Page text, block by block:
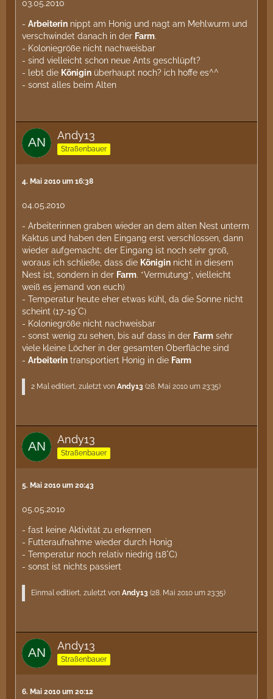
03.05.2010
- Arbeiterin nippt am Honig und nagt am Mehlwurm und
verschwindet danach in der Farm.
- Koloniegröße nicht nachweisbar
- sind vielleicht schon neue Ants geschlüpft?
- lebt die Königin überhaupt noch? ich hoffe es^^
- sonst alles beim Alten
Andy13
Straßenbauer
4. Mai 2010 um 16:38
04.05.2010
- Arbeiterinnen graben wieder an dem alten Nest unterm
Kaktus und haben den Eingang erst verschlossen, dann
wieder aufgemacht; der Eingang ist noch sehr groß,
woraus ich schließe, dass die Königin nicht in diesem
Nest ist, sondern in der Farm. *Vermutung*, vielleicht
weiß es jemand von euch)
- Temperatur heute eher etwas kühl, da die Sonne nicht
scheint (17-19°C)
- Koloniegröße nicht nachweisbar
- sonst wenig zu sehen, bis auf dass in der Farm sehr
viele kleine Löcher in der gesamten Oberfläche sind
- Arbeiterin transportiert Honig in die Farm
2 Mal editiert, zuletzt von Andy13 (28. Mai 2010 um 23:35)
Andy13
Straßenbauer
5. Mai 2010 um 20:43
05.05.2010
- fast keine Aktivität zu erkennen
- Futteraufnahme wieder durch Honig
- Temperatur noch relativ niedrig (18°C)
- sonst ist nichts passiert
Einmal editiert, zuletzt von Andy13 (28. Mai 2010 um 23:35)
Andy13
Straßenbauer
6. Mai 2010 um 20:12